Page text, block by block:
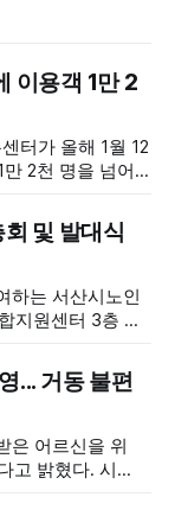
이용객 1만 2
터가 올해 1월 12
2천 명을 넘어
웰니스 콘텐츠
염지
몸과 마음의 회
및 발대식
하는 서산시노인
지원센터 3층 공
와 종사자, 유관
시청 관계자, 서
, 서산시사회복지
이 함께해 협회
호협회는 서산시 소재
... 거동 불편
은 어르신을 위
고 밝혔다. 시